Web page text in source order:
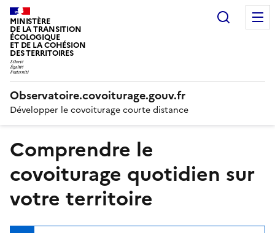
MINISTÈRE
DE LA TRANSITION
ÉCOLOGIQUE
ET DE LA COHÉSION
DES TERRITOIRES
Observatoire.covoiturage.gouv.fr
Développer le covoiturage courte distance
Comprendre le
covoiturage quotidien sur
votre territoire